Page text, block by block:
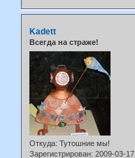
Kadett
Всегда на страже!
Откуда: Тутошние мы!
Зарегистрирован: 2009-03-17